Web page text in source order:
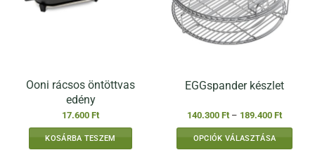
Ooni rácsos öntöttvas
edény
17.600 Ft
KOSÁRBA TESZEM
EGGspander készlet
140.300 Ft – 189.400 Ft
OPCIÓK VÁLASZTÁSA